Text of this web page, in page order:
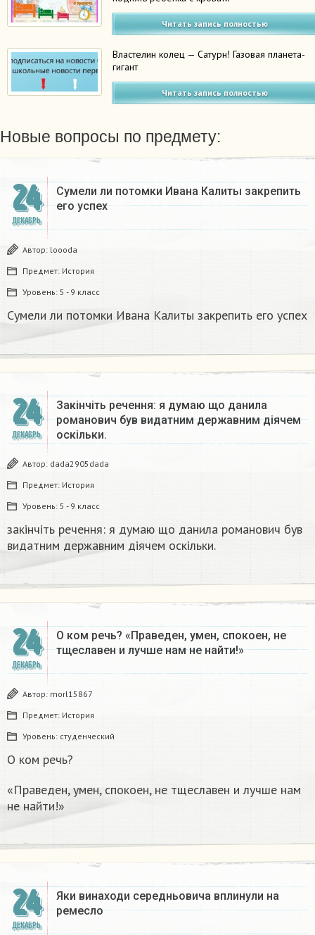
Читать запись полностью
Властелин колец — Сатурн! Газовая планета-
гигант
Читать запись полностью
Новые вопросы по предмету:
24
ДЕКАБРЬ
Сумели ли потомки Ивана Калиты закрепить
его успех
Автор: loooda
Предмет: История
Уровень: 5 - 9 класс
Сумели ли потомки Ивана Калиты закрепить его успех
24
ДЕКАБРЬ
Закінчіть речення: я думаю що данила
романович був видатним державним діячем
оскільки.
Автор: dada2905dada
Предмет: История
Уровень: 5 - 9 класс
закінчіть речення: я думаю що данила романович був
видатним державним діячем оскільки.
24
ДЕКАБРЬ
О ком речь? «Праведен, умен, спокоен, не
тщеславен и лучше нам не найти!»
Автор: morl15867
Предмет: История
Уровень: студенческий
О ком речь?
«Праведен, умен, спокоен, не тщеславен и лучше нам
не найти!»
24
ДЕКАБРЬ
Яки винаходи середньовича вплинули на
ремесло